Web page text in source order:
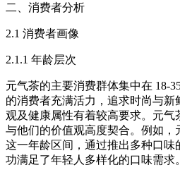
二、消费者分析​
2.1 消费者画像​
2.1.1 年龄层次​
元气茶的主要消费群体集中在 18-
的消费者充满活力，追求时尚与
观及健康属性有着较高要求。元气
与他们的价值观高度契合。例如，
这一年龄区间，通过推出多种口
功满足了年轻人多样化的口味需求。​